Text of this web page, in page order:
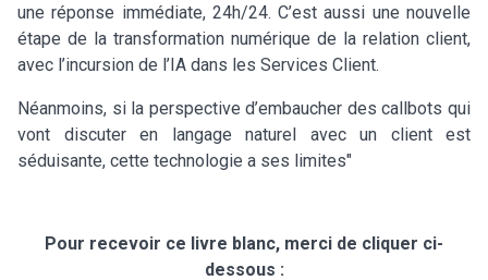
une réponse immédiate, 24h/24. C’est aussi une nouvelle
étape de la transformation numérique de la relation client,
avec l’incursion de l’IA dans les Services Client.
Néanmoins, si la perspective d’embaucher des callbots qui
vont discuter en langage naturel avec un client est
séduisante, cette technologie a ses limites"
Pour recevoir ce livre blanc, merci de cliquer ci-
dessous :